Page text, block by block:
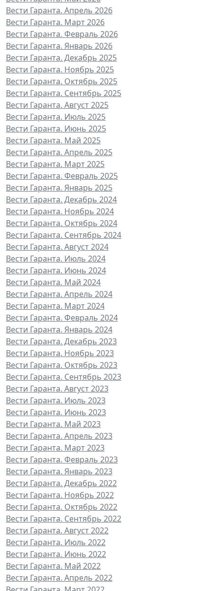
Вести Гаранта. Апрель 2026
Вести Гаранта. Март 2026
Вести Гаранта. Февраль 2026
Вести Гаранта. Январь 2026
Вести Гаранта. Декабрь 2025
Вести Гаранта. Ноябрь 2025
Вести Гаранта. Октябрь 2025
Вести Гаранта. Сентябрь 2025
Вести Гаранта. Август 2025
Вести Гаранта. Июль 2025
Вести Гаранта. Июнь 2025
Вести Гаранта. Май 2025
Вести Гаранта. Апрель 2025
Вести Гаранта. Март 2025
Вести Гаранта. Февраль 2025
Вести Гаранта. Январь 2025
Вести Гаранта. Декабрь 2024
Вести Гаранта. Ноябрь 2024
Вести Гаранта. Октябрь 2024
Вести Гаранта. Сентябрь 2024
Вести Гаранта. Август 2024
Вести Гаранта. Июль 2024
Вести Гаранта. Июнь 2024
Вести Гаранта. Май 2024
Вести Гаранта. Апрель 2024
Вести Гаранта. Март 2024
Вести Гаранта. Февраль 2024
Вести Гаранта. Январь 2024
Вести Гаранта. Декабрь 2023
Вести Гаранта. Ноябрь 2023
Вести Гаранта. Октябрь 2023
Вести Гаранта. Сентябрь 2023
Вести Гаранта. Август 2023
Вести Гаранта. Июль 2023
Вести Гаранта. Июнь 2023
Вести Гаранта. Май 2023
Вести Гаранта. Апрель 2023
Вести Гаранта. Март 2023
Вести Гаранта. Февраль 2023
Вести Гаранта. Январь 2023
Вести Гаранта. Декабрь 2022
Вести Гаранта. Ноябрь 2022
Вести Гаранта. Октябрь 2022
Вести Гаранта. Сентябрь 2022
Вести Гаранта. Август 2022
Вести Гаранта. Июль 2022
Вести Гаранта. Июнь 2022
Вести Гаранта. Май 2022
Вести Гаранта. Апрель 2022